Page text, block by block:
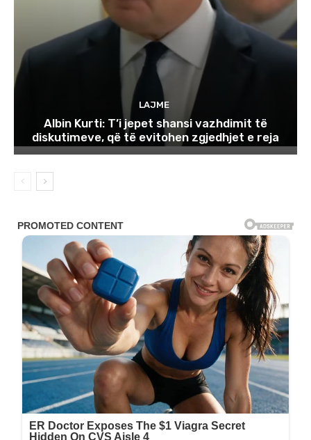
LAJME
Albin Kurti: T’i jepet shansi vazhdimit të
diskutimeve, që të evitohen zgjedhjet e reja